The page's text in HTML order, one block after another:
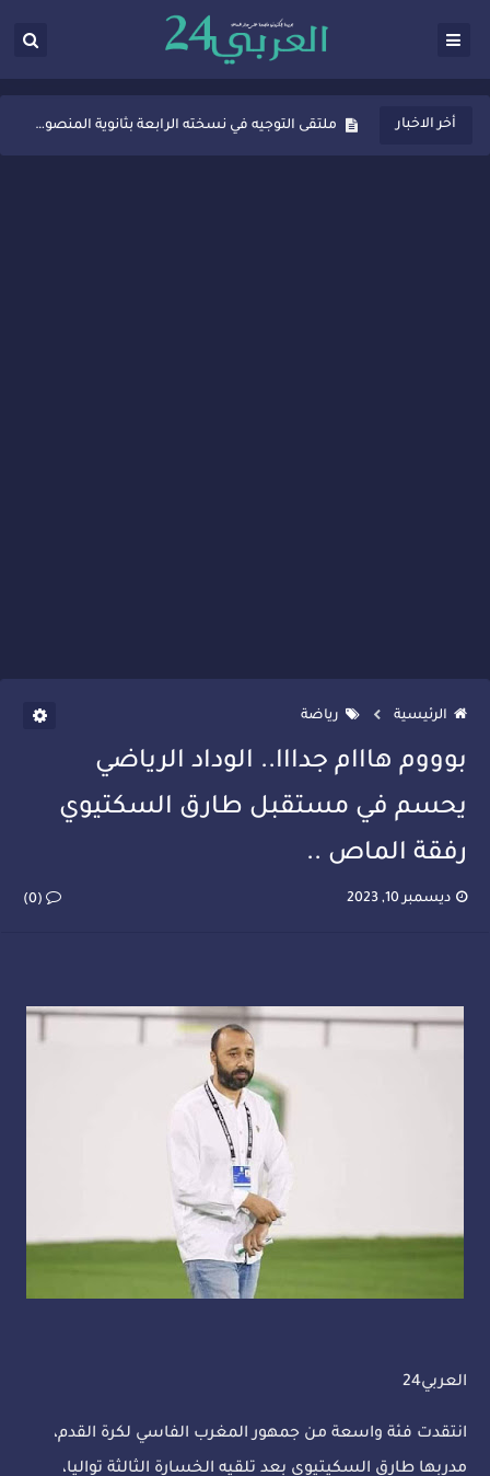
أخر الاخبار
ثانوية المنصور الذهبي بسيدي قاسم تُعزّز ثقافة التوجيه المدرسي بمبادرة نوعية تجمع بين التفاعل والتكريم
ملتقى التوجيه في نسخته الرابعة بثانوية المنصور الذهبي بسيدي قاسم
الرئيسية رياضة
بوووم هااام جدااا.. الوداد الرياضي
يحسم في مستقبل طارق السكتيوي
رفقة الماص ..
ديسمبر 10, 2023 (0)
العربي24
انتقدت فئة واسعة من جمهور المغرب الفاسي لكرة القدم،
مدربها طارق السكيتيوي بعد تلقيه الخسارة الثالثة تواليا،